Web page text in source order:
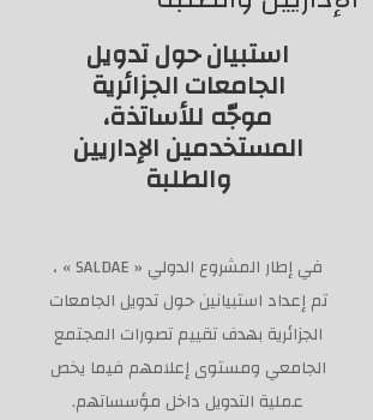
استبيان حول تدويل
الجامعات الجزائرية
موجّه للأساتذة،
المستخدمين الإداريين
والطلبة
في إطار المشروع الدولي « SALDAE »
،
تم إعداد استبيانين حول تدويل الجامعات
الجزائرية بهدف تقييم تصورات المجتمع
الجامعي ومستوى إعلامهم فيما يخص
عملية التدويل داخل مؤسساتهم.